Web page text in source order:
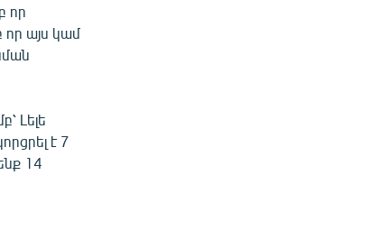
որ
որ այս կամ
Լելե
է 7
14